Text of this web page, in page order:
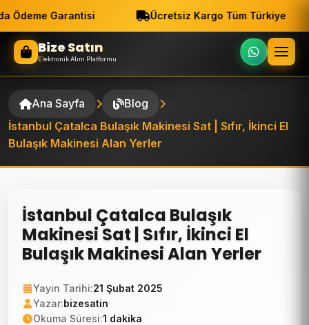
Ödeme Garantisi Ücretsiz Kargo Tüm Türkiye
Bize Satın
Elektronik Alım Platformu
Ana Sayfa
Blog
İstanbul Çatalca Bulaşık Makinesi Sat | Sıfır, İkinci El
Bulaşık Makinesi Alan Yerler
İstanbul Çatalca Bulaşık
Makinesi Sat | Sıfır, İkinci El
Bulaşık Makinesi Alan Yerler
Yayın Tarihi:21 Şubat 2025
Yazar:bizesatin
Okuma Süresi:1 dakika